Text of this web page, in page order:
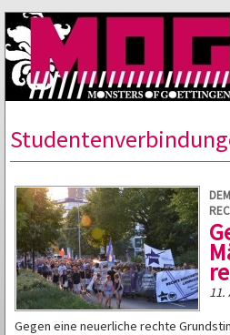
11.
Gegen eine neuerliche rechte